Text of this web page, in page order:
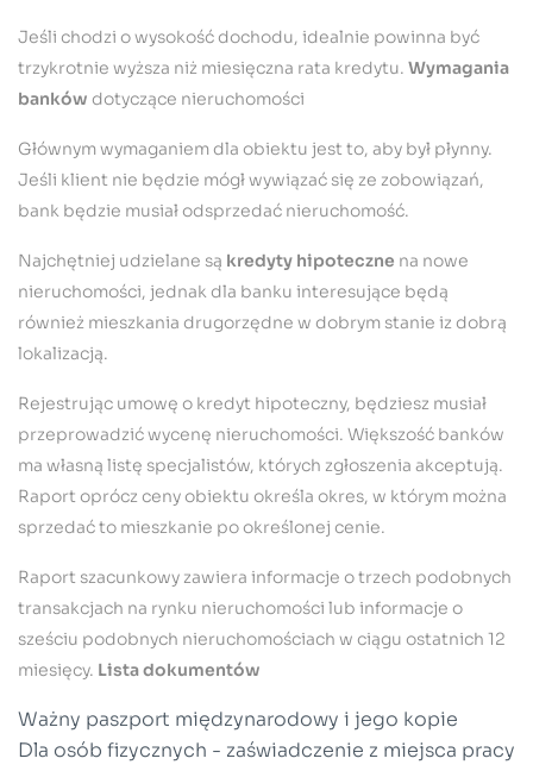
Jeśli chodzi o wysokość dochodu, idealnie powinna być
trzykrotnie wyższa niż miesięczna rata kredytu. Wymagania
banków dotyczące nieruchomości
Głównym wymaganiem dla obiektu jest to, aby był płynny.
Jeśli klient nie będzie mógł wywiązać się ze zobowiązań,
bank będzie musiał odsprzedać nieruchomość.
Najchętniej udzielane są kredyty hipoteczne na nowe
nieruchomości, jednak dla banku interesujące będą
również mieszkania drugorzędne w dobrym stanie iz dobrą
lokalizacją.
Rejestrując umowę o kredyt hipoteczny, będziesz musiał
przeprowadzić wycenę nieruchomości. Większość banków
ma własną listę specjalistów, których zgłoszenia akceptują.
Raport oprócz ceny obiektu określa okres, w którym można
sprzedać to mieszkanie po określonej cenie.
Raport szacunkowy zawiera informacje o trzech podobnych
transakcjach na rynku nieruchomości lub informacje o
sześciu podobnych nieruchomościach w ciągu ostatnich 12
miesięcy. Lista dokumentów
Ważny paszport międzynarodowy i jego kopie
Dla osób fizycznych - zaświadczenie z miejsca pracy